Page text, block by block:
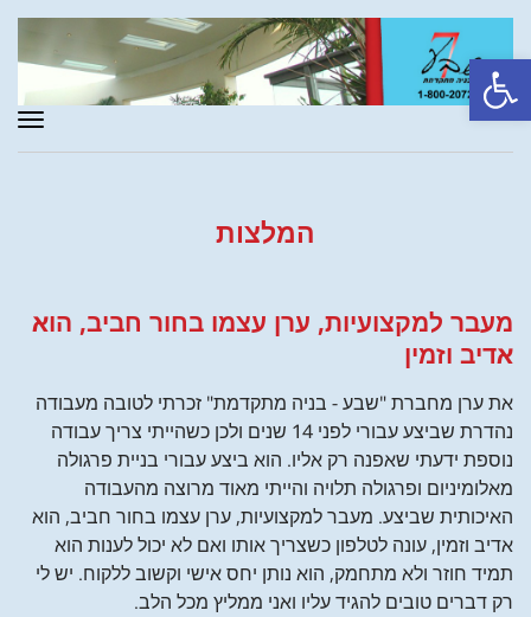
פתח סרגל נגישות
המלצות
מעבר למקצועיות, ערן עצמו בחור חביב, הוא
אדיב וזמין
את ערן מחברת "שבע - בניה מתקדמת" זכרתי לטובה מעבודה
נהדרת שביצע עבורי לפני 14 שנים ולכן כשהייתי צריך עבודה
נוספת ידעתי שאפנה רק אליו. הוא ביצע עבורי בניית פרגולה
מאלומיניום ופרגולה תלויה והייתי מאוד מרוצה מהעבודה
האיכותית שביצע. מעבר למקצועיות, ערן עצמו בחור חביב, הוא
אדיב וזמין, עונה לטלפון כשצריך אותו ואם לא יכול לענות הוא
תמיד חוזר ולא מתחמק, הוא נותן יחס אישי וקשוב ללקוח. יש לי
רק דברים טובים להגיד עליו ואני ממליץ מכל הלב.